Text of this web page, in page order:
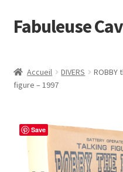
Aller
à
navigation
Aller
au
Fabuleuse
En boutique
En réapprovisionnement
Accueil DIVERS
ROBBY
figure – 1997
Save